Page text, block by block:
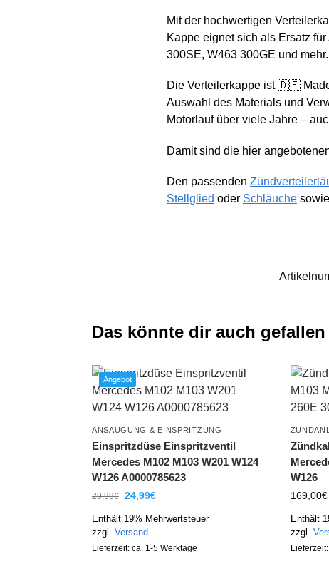
Mit der hochwertigen
Kappe eignet sich als Ersatz
300SE, W463 300GE und mehr.
Die Verteilerkappe ist 🇩🇪
Auswahl des Materials und
Motorlauf über viele Jahre –
Damit sind die hier
Den passenden
Stellglied oder Schläuche
Das könnte dir auch gefallen
Angebot
ANSAUGUNG & EINSPRITZUNG
Einspritzdüse Einspritzventil
Mercedes M102 M103 W201 W124
W126 A0000785623
29,99€ 24,99€
Enthält 19% Mehrwertsteuer
zzgl. Versand
Lieferzeit: ca. 1-5 Werktage
W126
169,00€
Enthält
zzgl.